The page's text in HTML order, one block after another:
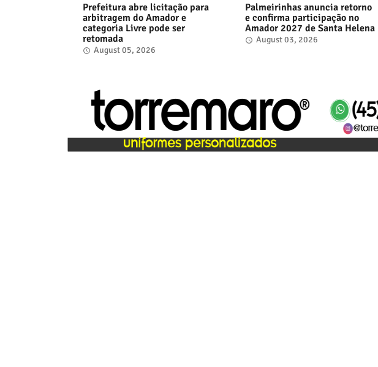
Prefeitura abre licitação para
arbitragem do Amador e
categoria Livre pode ser
retomada
August 05, 2026
Palmeirinhas anuncia retorno
e confirma participação no
Amador 2027 de Santa Helena
August 03, 2026